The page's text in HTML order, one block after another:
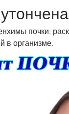
почки:
в организме.